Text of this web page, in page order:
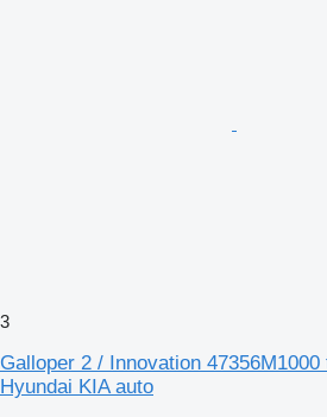
3
Galloper 2 / Innovation
Hyundai KIA auto